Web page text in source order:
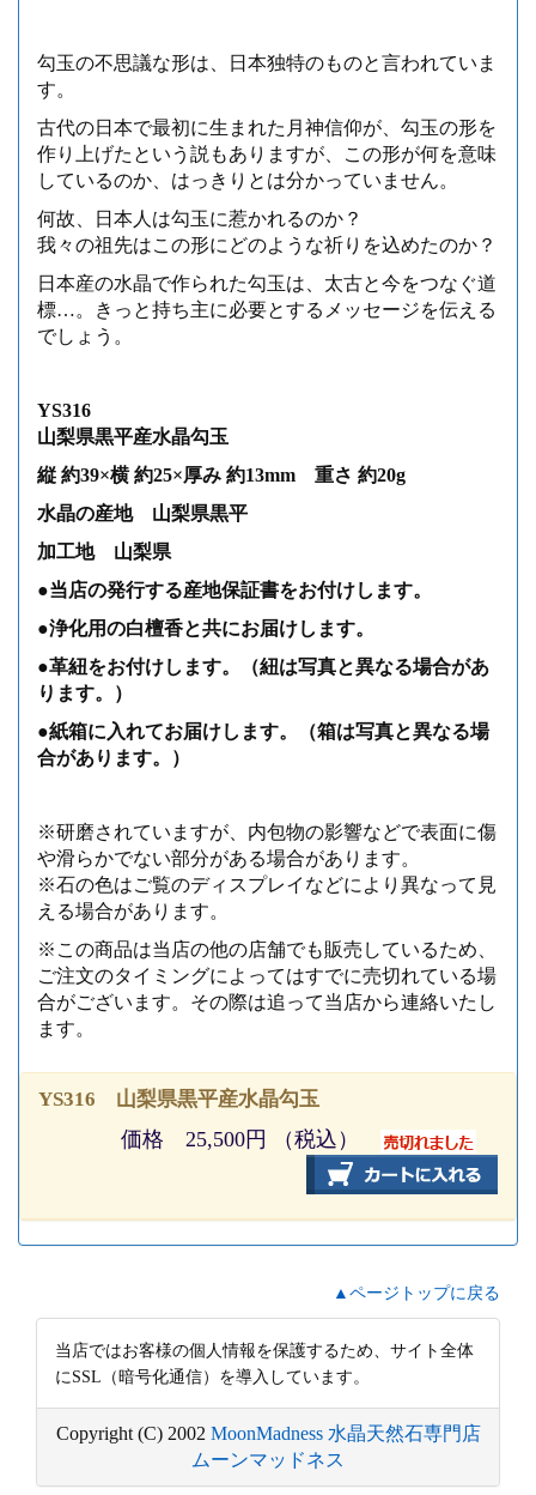
勾玉の不思議な形は、日本独特のものと言われていま
す。
古代の日本で最初に生まれた月神信仰が、勾玉の形を
作り上げたという説もありますが、この形が何を意味
しているのか、はっきりとは分かっていません。
何故、日本人は勾玉に惹かれるのか？
我々の祖先はこの形にどのような祈りを込めたのか？
日本産の水晶で作られた勾玉は、太古と今をつなぐ道
標…。きっと持ち主に必要とするメッセージを伝える
でしょう。
YS316
山梨県黒平産水晶勾玉
縦 約39×横 約25×厚み 約13mm 重さ 約20g
水晶の産地 山梨県黒平
加工地 山梨県
●当店の発行する産地保証書をお付けします。
●浄化用の白檀香と共にお届けします。
●革紐をお付けします。（紐は写真と異なる場合があ
ります。）
●紙箱に入れてお届けします。（箱は写真と異なる場
合があります。）
※研磨されていますが、内包物の影響などで表面に傷
や滑らかでない部分がある場合があります。
※石の色はご覧のディスプレイなどにより異なって見
える場合があります。
※この商品は当店の他の店舗でも販売しているため、
ご注文のタイミングによってはすでに売切れている場
合がございます。その際は追って当店から連絡いたし
ます。
YS316 山梨県黒平産水晶勾玉
価格 25,500円 （税込）
▲ページトップに戻る
当店ではお客様の個人情報を保護するため、サイト全体
にSSL（暗号化通信）を導入しています。
Copyright (C) 2002 MoonMadness 水晶天然石専門店
ムーンマッドネス